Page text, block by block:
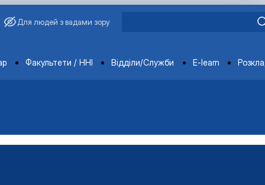
Для людей з вадами зору
Факультети / ННІ Відділи/Служби E-learn